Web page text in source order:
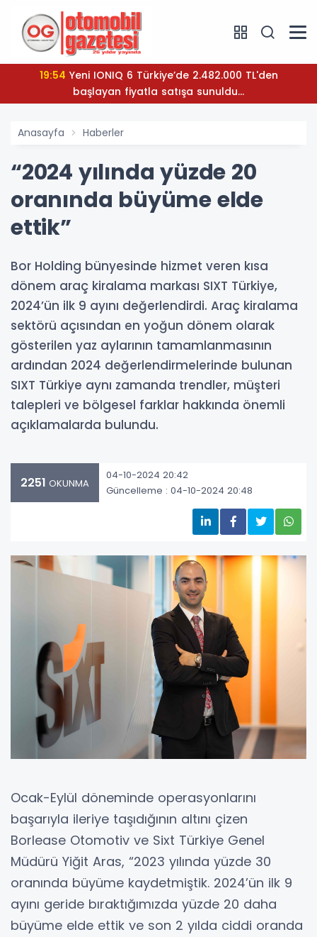
19:54
başlayan fiyatla satışa sunuldu...
Anasayfa Haberler
“2024 yılında yüzde 20
oranında büyüme elde
ettik”
Bor Holding bünyesinde hizmet veren kısa
dönem araç kiralama markası SIXT Türkiye,
2024’ün ilk 9 ayını değerlendirdi. Araç kiralama
sektörü açısından en yoğun dönem olarak
gösterilen yaz aylarının tamamlanmasının
ardından 2024 değerlendirmelerinde bulunan
SIXT Türkiye aynı zamanda trendler, müşteri
talepleri ve bölgesel farklar hakkında önemli
açıklamalarda bulundu.
2251 OKUNMA
04-10-2024 20:42
Güncelleme : 04-10-2024 20:48
Ocak-Eylül döneminde operasyonlarını
başarıyla ileriye taşıdığının altını çizen
Borlease Otomotiv ve Sixt Türkiye Genel
Müdürü Yiğit Aras, “2023 yılında yüzde 30
oranında büyüme kaydetmiştik. 2024’ün ilk 9
ayını geride bıraktığımızda yüzde 20 daha
büyüme elde ettik ve son 2 yılda ciddi oranda